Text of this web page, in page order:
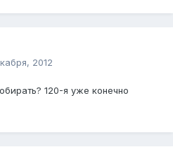
2012
120-я уже конечно